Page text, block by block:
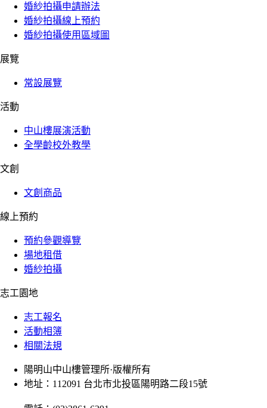
婚紗拍攝申請辦法
婚紗拍攝線上預約
婚紗拍攝使用區域圖
展覽
常設展覽
活動
中山樓展演活動
全學齡校外教學
文創
文創商品
線上預約
預約參觀導覽
場地租借
婚紗拍攝
志工園地
志工報名
活動相簿
相關法規
陽明山中山樓管理所·版權所有
地址：112091 台北市北投區陽明路二段15號